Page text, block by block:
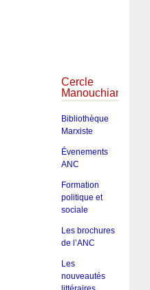
Cercle
Manouchian
Bibliothèque
Marxiste
Évenements
ANC
Formation
politique et
sociale
Les brochures
de l’ANC
Les
nouveautés